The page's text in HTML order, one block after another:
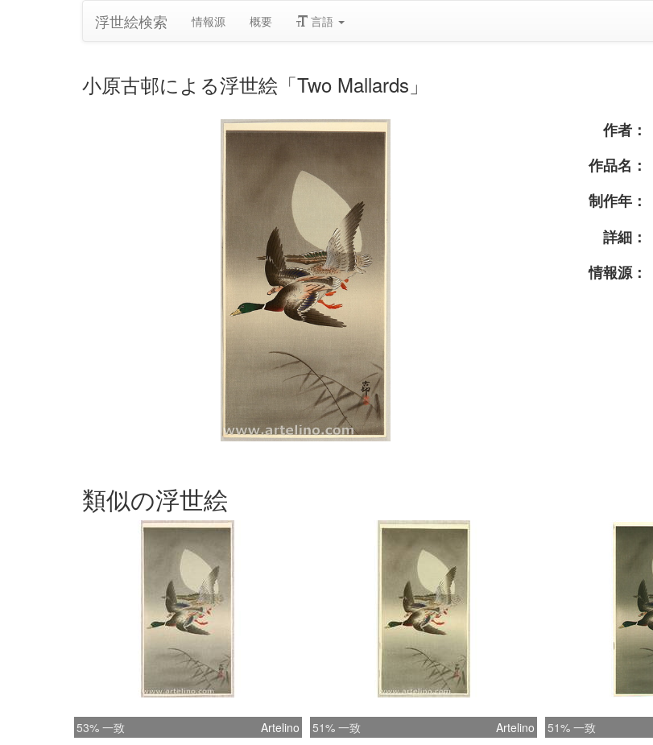
浮世絵検索 情報源 概要 言語
小原古邨による浮世絵「Two Mallards」
作者：
作品名：
制作年：
詳細：
情報源：
類似の浮世絵
53% 一致 Artelino 51% 一致 Artelino 51% 一致